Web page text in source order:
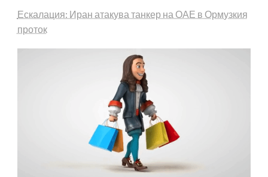
Ескалация: Иран атакува танкер на ОАЕ в Ормузкия
проток